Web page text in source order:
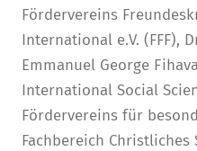
Fördervereins
International e.V. (FFF),
Emmanuel George
International Social
Fördervereins für
Fachbereich Christliches